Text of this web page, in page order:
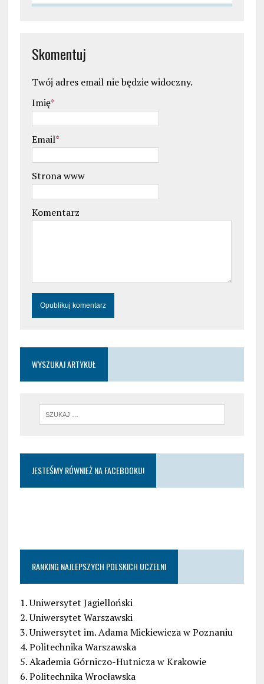
Skomentuj
Twój adres email nie będzie widoczny.
Imię*
Email*
Strona www
Komentarz
WYSZUKAJ ARTYKUŁ
JESTEŚMY RÓWNIEŻ NA FACEBOOKU!
RANKING NAJLEPSZYCH POLSKICH UCZELNI
1. Uniwersytet Jagielloński
2. Uniwersytet Warszawski
3. Uniwersytet im. Adama Mickiewicza w Poznaniu
4. Politechnika Warszawska
5. Akademia Górniczo-Hutnicza w Krakowie
6. Politechnika Wrocławska